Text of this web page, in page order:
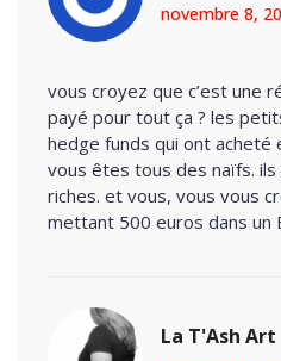
novembre 8,
vous croyez que c’est une
payé pour tout ça ? les
hedge funds qui ont acheté
vous êtes tous des naïfs.
riches. et vous, vous vous
mettant 500 euros dans un
La T'Ash Art